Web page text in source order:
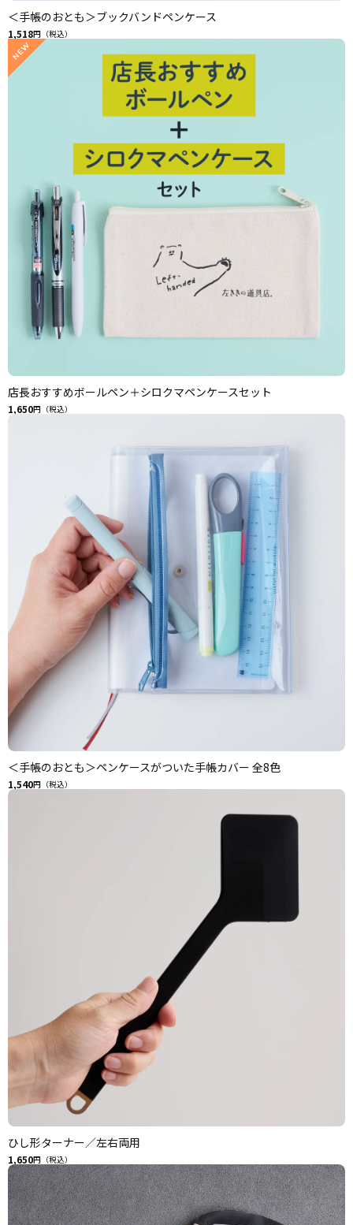
＜手帳のおとも＞ブックバンドペンケース
1,518円（税込）
店長おすすめボールペン＋シロクマペンケースセット
1,650円（税込）
＜手帳のおとも＞ペンケースがついた手帳カバー 全8色
1,540円（税込）
ひし形ターナー／左右両用
1,650円（税込）